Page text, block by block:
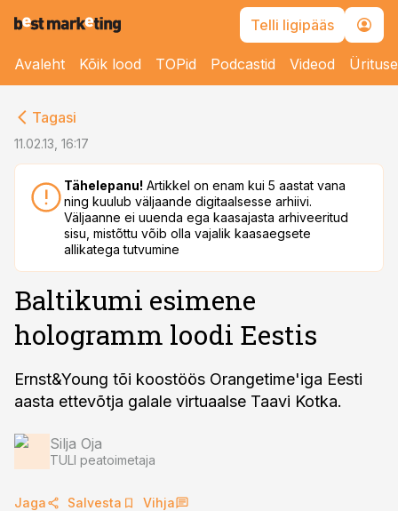
Telli ligipääs
Avaleht Kõik lood TOPid Podcastid Videod
Tagasi
11.02.13, 16:17
Tähelepanu! Artikkel on enam kui 5 aastat vana
ning kuulub väljaande digitaalsesse arhiivi.
Väljaanne ei uuenda ega kaasajasta arhiveeritud
sisu, mistõttu võib olla vajalik kaasaegsete
allikatega tutvumine
Baltikumi esimene
hologramm loodi Eestis
Ernst&Young tõi koostöös Orangetime'iga Eesti
aasta ettevõtja galale virtuaalse Taavi Kotka.
Silja Oja
TULI peatoimetaja
Jaga Salvesta Vihja